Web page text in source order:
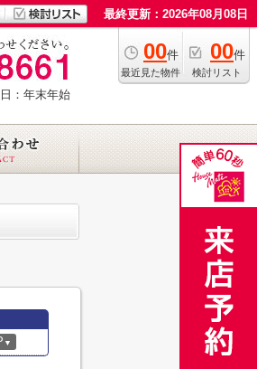
最終更新：2026年08月08日
00件
最近見た物件
00件
検討リスト
：年末年始
▼